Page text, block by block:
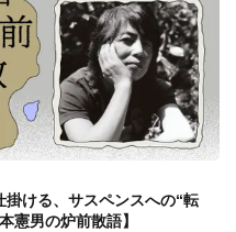
ける、サスペンスへの“転
憲男の炉前散語】